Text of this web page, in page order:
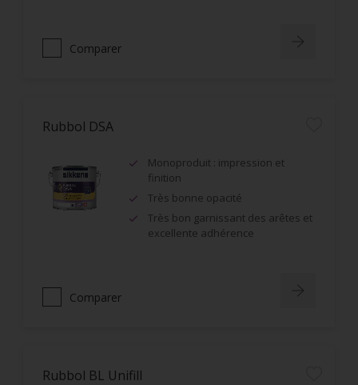
Comparer
Rubbol DSA
Monoproduit : impression et
finition
Très bonne opacité
Très bon garnissant des arêtes et
excellente adhérence
Comparer
Rubbol BL Unifill